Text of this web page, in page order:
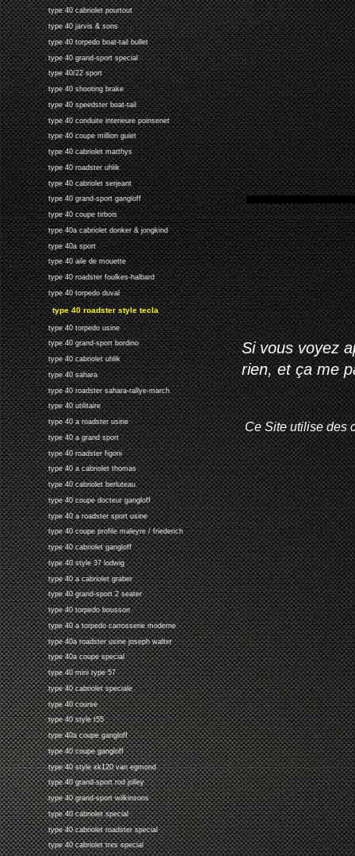
type 40 cabriolet pourtout
type 40 jarvis & sons
type 40 torpedo boat-tail bullet
type 40 grand-sport special
type 40/22 sport
type 40 shooting brake
type 40 speedster boat-tail
type 40 conduite interieure poinsenet
type 40 coupe million guiet
type 40 cabriolet matthys
type 40 roadster uhlik
type 40 cabriolet serjeant
type 40 grand-sport gangloff
type 40 coupe tirbois
type 40a cabriolet donker & jongkind
type 40a sport
type 40 aile de mouette
type 40 roadster foulkes-halbard
type 40 torpedo duval
type 40 roadster style tecla
type 40 torpedo usine
type 40 grand-sport bordino
type 40 cabriolet uhlik
type 40 sahara
type 40 roadster sahara-rallye-march
type 40 utilitaire
type 40 a roadster usine
type 40 a grand sport
type 40 roadster figoni
type 40 a cabriolet thomas
type 40 cabriolet berluteau
type 40 coupe docteur gangloff
type 40 a roadster sport usine
type 40 coupe profile maleyre / friederich
type 40 cabriolet gangloff
type 40 style 37 lodwig
type 40 a cabriolet graber
type 40 grand-sport 2 seater
type 40 torpedo bousson
type 40 a torpedo carrosserie moderne
type 40a roadster usine joseph walter
type 40a coupe special
type 40 mini type 57
type 40 cabriolet speciale
type 40 course
type 40 style t55
type 40a coupe gangloff
type 40 coupe gangloff
type 40 style xk120 van egmond
type 40 grand-sport rod jolley
type 40 grand-sport wilkinsons
type 40 cabriolet special
type 40 cabriolet roadster special
type 40 cabriolet tres special
Si vous voyez
rien, et ça me
Ce Site utilise des